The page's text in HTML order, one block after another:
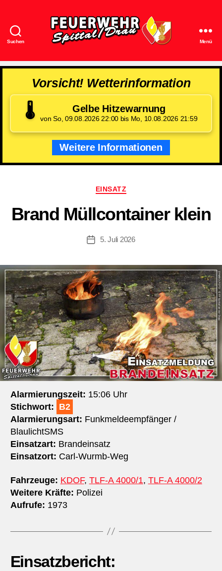
Suchen
Spittal/Drau
Menü
Vorsicht! Wetterinformation
🌡️ Gelbe Hitzewarnung
von So, 09.08.2026 22:00 bis Mo, 10.08.2026 21:59
Weitere Informationen
Kategorien
EINSATZ
Brand Müllcontainer klein
Beitragsdatum
5. Juli 2026
Alarmierungszeit: 15:06 Uhr
Stichwort: B2
Alarmierungsart: Funkmeldeempfänger /
BlaulichtSMS
Einsatzart: Brandeinsatz
Einsatzort: Carl-Wurmb-Weg
Fahrzeuge: KDOF, TLF-A 4000/1, TLF-A 4000/2
Weitere Kräfte: Polizei
Aufrufe: 1973
Einsatzbericht: